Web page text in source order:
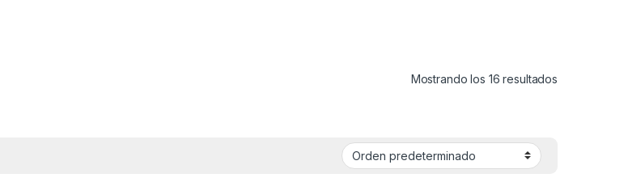
Mostrando los 16 resultados